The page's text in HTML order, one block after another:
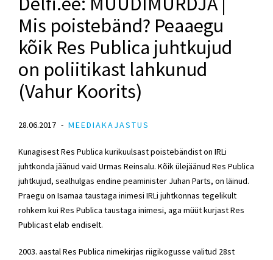
Mis poistebänd? Peaaegu
kõik Res Publica juhtkujud
on poliitikast lahkunud
(Vahur Koorits)
28.06.2017 MEEDIAKAJASTUS
Kunagisest Res Publica kurikuulsast poistebändist on IRLi
juhtkonda jäänud vaid Urmas Reinsalu. Kõik ülejäänud Res Publica
juhtkujud, sealhulgas endine peaminister Juhan Parts, on läinud.
Praegu on Isamaa taustaga inimesi IRLi juhtkonnas tegelikult
rohkem kui Res Publica taustaga inimesi, aga müüt kurjast Res
Publicast elab endiselt.
2003. aastal Res Publica nimekirjas riigikogusse valitud 28st